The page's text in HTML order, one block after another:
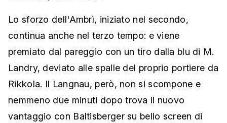
Lo sforzo dell'Ambrì, iniziato nel secondo,
continua anche nel terzo tempo: e viene
premiato dal pareggio con un tiro dalla blu di M.
Landry, deviato alle spalle del proprio portiere da
Rikkola. Il Langnau, però, non si scompone e
nemmeno due minuti dopo trova il nuovo
vantaggio con Baltisberger su bello screen di